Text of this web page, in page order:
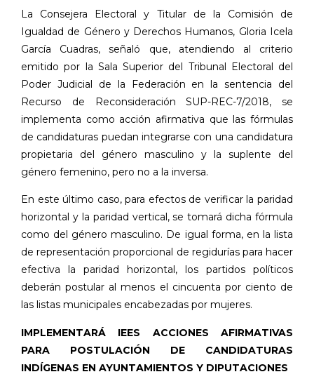
La Consejera Electoral y Titular de la Comisión de
Igualdad de Género y Derechos Humanos, Gloria Icela
García Cuadras, señaló que, atendiendo al criterio
emitido por la Sala Superior del Tribunal Electoral del
Poder Judicial de la Federación en la sentencia del
Recurso de Reconsideración SUP-REC-7/2018, se
implementa como acción afirmativa que las fórmulas
de candidaturas puedan integrarse con una candidatura
propietaria del género masculino y la suplente del
género femenino, pero no a la inversa.
En este último caso, para efectos de verificar la paridad
horizontal y la paridad vertical, se tomará dicha fórmula
como del género masculino. De igual forma, en la lista
de representación proporcional de regidurías para hacer
efectiva la paridad horizontal, los partidos políticos
deberán postular al menos el cincuenta por ciento de
las listas municipales encabezadas por mujeres.
IMPLEMENTARÁ IEES ACCIONES AFIRMATIVAS
PARA POSTULACIÓN DE CANDIDATURAS
INDÍGENAS EN AYUNTAMIENTOS Y DIPUTACIONES